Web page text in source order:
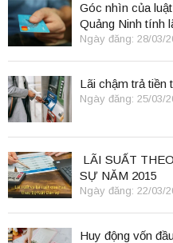
Góc nhìn của
Quảng Ninh tính
Ngày đăng: 28/03/
Lãi chậm trả tiền
Ngày đăng: 25/03/
LÃI SUẤT
SỰ NĂM 2015
Ngày đăng: 22/03/
Huy động vốn